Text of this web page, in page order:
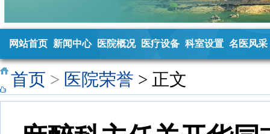
网站首页 新闻中心 医院概况 医疗设备 科室设置 名医风采
三坚三守
专栏
“医药领域
腐败问题
“医药代表
和信息化
老年之家 采购公告
你我共建
首页 > 医院荣誉 > 正文